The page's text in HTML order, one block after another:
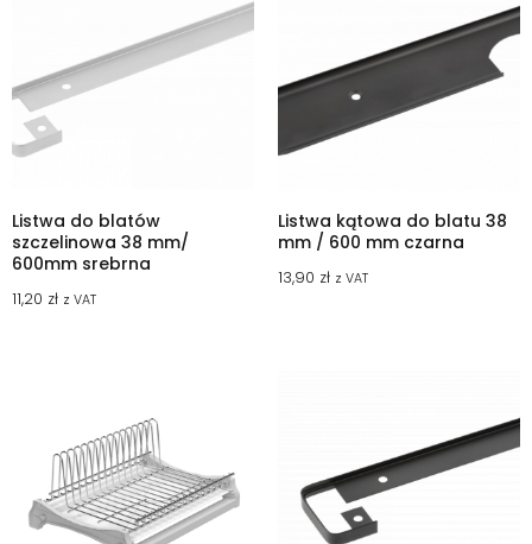
Listwa do blatów
szczelinowa 38 mm/
600mm srebrna
11,20 zł z VAT
Listwa kątowa do blatu 38
mm / 600 mm czarna
13,90 zł z VAT